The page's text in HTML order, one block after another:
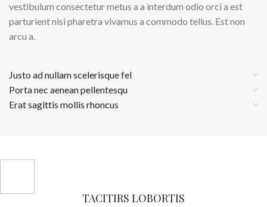
vestibulum consectetur metus a a interdum odio orci a est
parturient nisi pharetra vivamus a commodo tellus. Est non
arcu a.
Justo ad nullam scelerisque fel
Porta nec aenean pellentesqu
Erat sagittis mollis rhoncus
TACITIRS LOBORTIS